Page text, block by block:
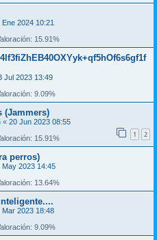
Ene 2024 10:21
15.91%
Jul 2023 13:49
9.09%
(Jammers)
« 20 Jun 2023 08:55
1 2
15.91%
perros)
May 2023 14:45
13.64%
Mar 2023 18:48
9.09%